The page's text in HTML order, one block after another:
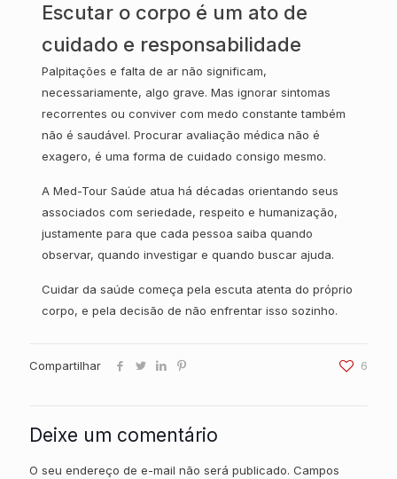
Escutar o corpo é um ato de
cuidado e responsabilidade
Palpitações e falta de ar não significam,
necessariamente, algo grave. Mas ignorar sintomas
recorrentes ou conviver com medo constante também
não é saudável. Procurar avaliação médica não é
exagero, é uma forma de cuidado consigo mesmo.
A Med-Tour Saúde atua há décadas orientando seus
associados com seriedade, respeito e humanização,
justamente para que cada pessoa saiba quando
observar, quando investigar e quando buscar ajuda.
Cuidar da saúde começa pela escuta atenta do próprio
corpo, e pela decisão de não enfrentar isso sozinho.
Compartilhar 6
Deixe um comentário
O seu endereço de e-mail não será publicado. Campos